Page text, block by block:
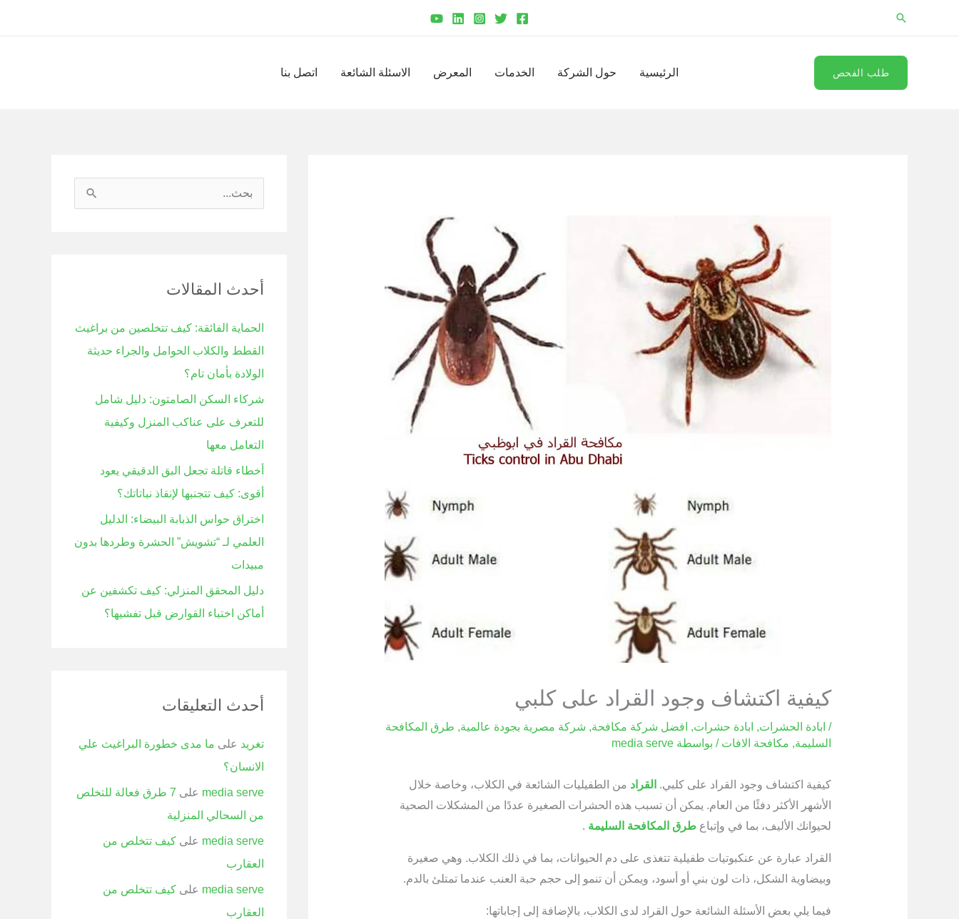
البحث
طلب الفحص الرئيسية حول الشركة الخدمات المعرض الاسئلة الشائعة اتصل بنا
كيفية اكتشاف وجود القراد على كلبي
/ ابادة الحشرات, ابادة حشرات, افضل شركة مكافحة, شركة مصرية بجودة عالمية, طرق المكافحة
السليمة, مكافحة الافات / بواسطة media serve
كيفية اكتشاف وجود القراد على كلبي. القراد من الطفيليات الشائعة في الكلاب، وخاصة خلال
الأشهر الأكثر دفئًا من العام. يمكن أن تسبب هذه الحشرات الصغيرة عددًا من المشكلات الصحية
لحيوانك الأليف، بما في وإتباع طرق المكافحة السليمة .
القراد عبارة عن عنكبوتيات طفيلية تتغذى على دم الحيوانات، بما في ذلك الكلاب. وهي صغيرة
وبيضاوية الشكل، ذات لون بني أو أسود، ويمكن أن تنمو إلى حجم حبة العنب عندما تمتلئ بالدم.
فيما يلي بعض الأسئلة الشائعة حول القراد لدى الكلاب، بالإضافة إلى إجاباتها:
ث
ن
:
أحدث المقالات
الحماية الفائقة: كيف تتخلصين من براغيث
القطط والكلاب الحوامل والجراء حديثة
الولادة بأمان تام؟
شركاء السكن الصامتون: دليل شامل
للتعرف على عناكب المنزل وكيفية
التعامل معها
أخطاء قاتلة تجعل البق الدقيقي يعود
أقوى: كيف تتجنبها لإنقاذ نباتاتك؟
اختراق حواس الذبابة البيضاء: الدليل
العلمي لـ “تشويش” الحشرة وطردها بدون
مبيدات
دليل المحقق المنزلي: كيف تكشفين عن
أماكن اختباء القوارض قبل تفشيها؟
أحدث التعليقات
تغريد على ما مدى خطورة البراغيث علي
الانسان؟
media serve على
7 طرق فعالة للتخلص
من السحالي المنزلية
media serve على كيف تتخلص من
العقارب
media serve على كيف تتخلص من
العقارب